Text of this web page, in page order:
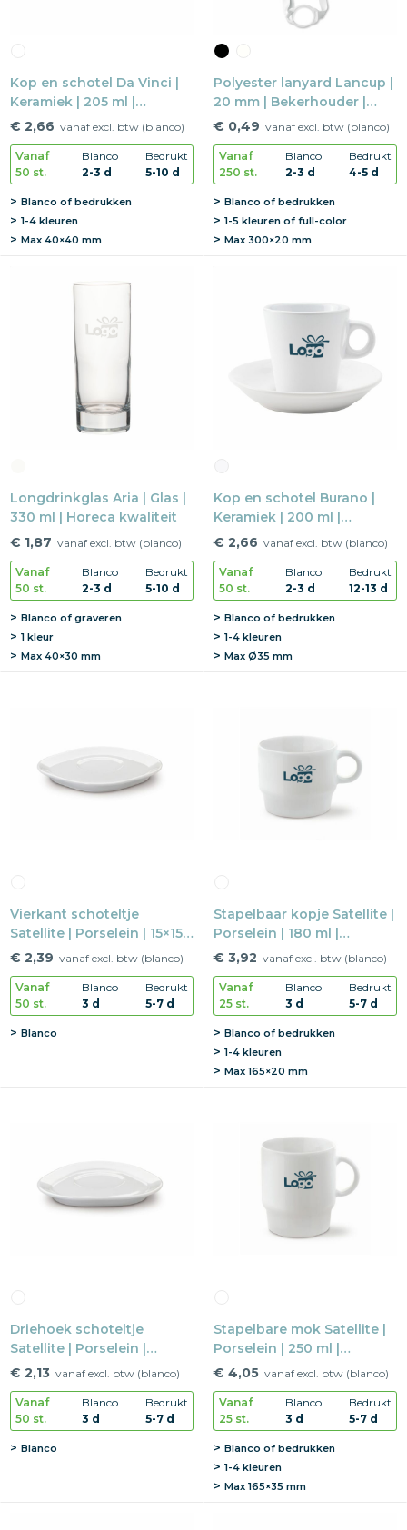
Kop en schotel Da Vinci |
Keramiek | 205 ml |
Vaatwasserbestendig
€ 2,66 vanaf excl. btw (blanco)
Vanaf
50 st.
Blanco
2-3 d
Bedrukt
5-10 d
Blanco of bedrukken
1-4 kleuren
Max 40×40 mm
Polyester lanyard Lancup |
20 mm | Bekerhouder |
Verstelbaar
€ 0,49 vanaf excl. btw (blanco)
Vanaf
250 st.
Blanco
2-3 d
Bedrukt
4-5 d
Blanco of bedrukken
1-5 kleuren of full-color
Max 300×20 mm
Longdrinkglas Aria | Glas |
330 ml | Horeca kwaliteit
€ 1,87 vanaf excl. btw (blanco)
Vanaf
50 st.
Blanco
2-3 d
Bedrukt
5-10 d
Blanco of graveren
1 kleur
Max 40×30 mm
Kop en schotel Burano |
Keramiek | 200 ml |
Vaatwasserbestendig
€ 2,66 vanaf excl. btw (blanco)
Vanaf
50 st.
Blanco
2-3 d
Bedrukt
12-13 d
Blanco of bedrukken
1-4 kleuren
Max Ø35 mm
Vierkant schoteltje
Satellite | Porselein | 15×15
cm | Vaatwasserbestendig
€ 2,39 vanaf excl. btw (blanco)
Vanaf
50 st.
Blanco
3 d
Bedrukt
5-7 d
Blanco
Stapelbaar kopje Satellite |
Porselein | 180 ml |
Vaatwasserbestendig
€ 3,92 vanaf excl. btw (blanco)
Vanaf
25 st.
Blanco
3 d
Bedrukt
5-7 d
Blanco of bedrukken
1-4 kleuren
Max 165×20 mm
Driehoek schoteltje
Satellite | Porselein |
15×14,4 cm |
€ 2,13 vanaf excl. btw (blanco)
Vanaf
50 st.
Blanco
3 d
Bedrukt
5-7 d
Blanco
Stapelbare mok Satellite |
Porselein | 250 ml |
Vaatwasserbestendig
€ 4,05 vanaf excl. btw (blanco)
Vanaf
25 st.
Blanco
3 d
Bedrukt
5-7 d
Blanco of bedrukken
1-4 kleuren
Max 165×35 mm